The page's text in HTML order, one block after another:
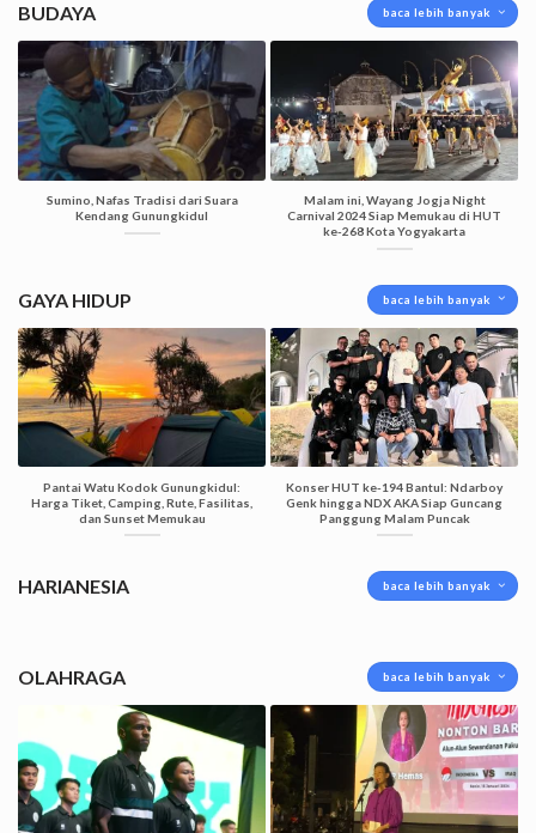
BUDAYA baca lebih banyak
Sumino, Nafas Tradisi dari Suara
Kendang Gunungkidul
Malam ini, Wayang Jogja Night
Carnival 2024 Siap Memukau di HUT
ke-268 Kota Yogyakarta
GAYA HIDUP baca lebih banyak
Pantai Watu Kodok Gunungkidul:
Harga Tiket, Camping, Rute, Fasilitas,
dan Sunset Memukau
Konser HUT ke-194 Bantul: Ndarboy
Genk hingga NDX AKA Siap Guncang
Panggung Malam Puncak
HARIANESIA baca lebih banyak
OLAHRAGA baca lebih banyak